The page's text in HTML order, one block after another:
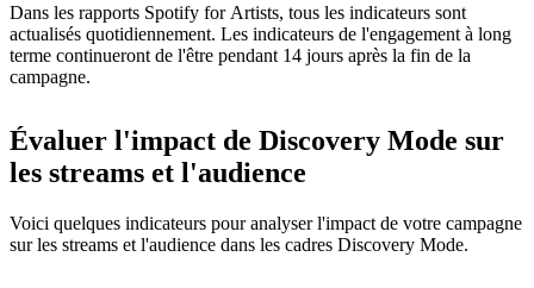
Dans les rapports Spotify for Artists, tous les indicateurs sont
actualisés quotidiennement. Les indicateurs de l'engagement à long
terme continueront de l'être pendant 14 jours après la fin de la
campagne.
Évaluer l'impact de Discovery Mode sur
les streams et l'audience
Voici quelques indicateurs pour analyser l'impact de votre campagne
sur les streams et l'audience dans les cadres Discovery Mode.